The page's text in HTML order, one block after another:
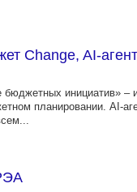
Change, AI-
инициатив» –
планировании. AI-